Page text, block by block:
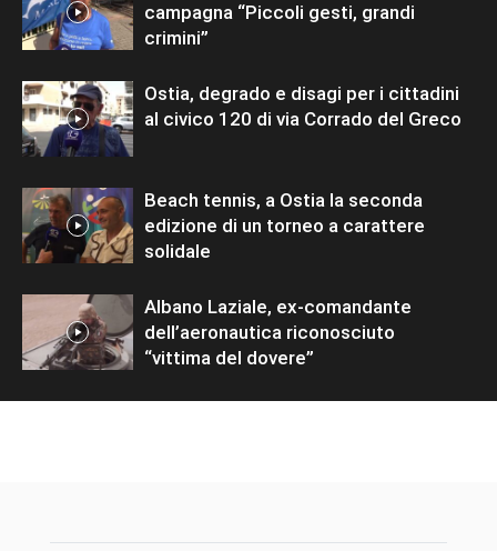
campagna “Piccoli gesti, grandi
crimini”
Ostia, degrado e disagi per i cittadini
al civico 120 di via Corrado del Greco
Beach tennis, a Ostia la seconda
edizione di un torneo a carattere
solidale
Albano Laziale, ex-comandante
dell’aeronautica riconosciuto
“vittima del dovere”